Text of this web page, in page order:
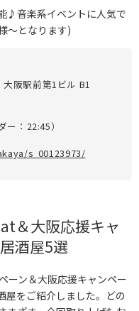
♪音楽系イベントに人気で
～となります)
阪駅前第1ビル B1
：22:45）
s_00123973/
＆大阪応援キャ
酒屋5選
ーン＆大阪応援キャンペー
屋をご紹介しました。どの